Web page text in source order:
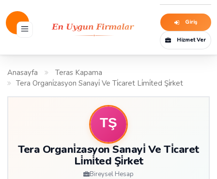
Giriş
Hizmet Ver
Anasayfa
Teras Kapama
Tera Organi̇zasyon Sanayi̇ Ve Ti̇caret Li̇mi̇ted Şi̇rket
Tera Organi̇zasyon Sanayi̇ Ve Ti̇caret
Li̇mi̇ted Şi̇rket
Bireysel Hesap